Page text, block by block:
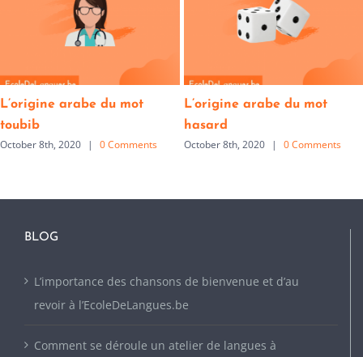
L’origine arabe du mot
toubib
October 8th, 2020 | 0 Comments
L’origine arabe du mot
hasard
October 8th, 2020 | 0 Comments
BLOG
L’importance des chansons de bienvenue et d’au
revoir à l’EcoleDeLangues.be
Comment se déroule un atelier de langues à